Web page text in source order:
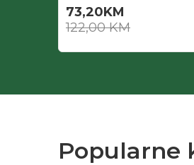
73,20KM
122,00KM
Popularne